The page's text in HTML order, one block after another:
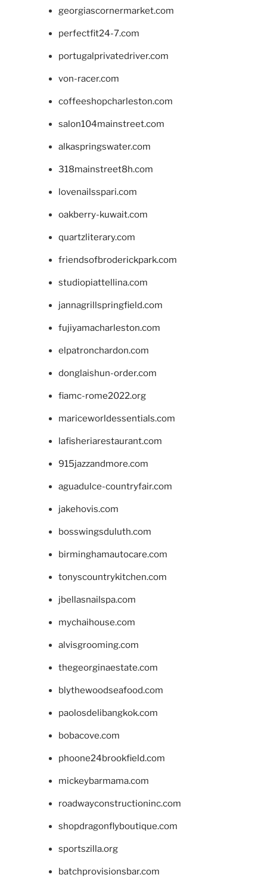
georgiascornermarket.com
perfectfit24-7.com
portugalprivatedriver.com
von-racer.com
coffeeshopcharleston.com
salon104mainstreet.com
alkaspringswater.com
318mainstreet8h.com
lovenailsspari.com
oakberry-kuwait.com
quartzliterary.com
friendsofbroderickpark.com
studiopiattellina.com
jannagrillspringfield.com
fujiyamacharleston.com
elpatronchardon.com
donglaishun-order.com
fiamc-rome2022.org
mariceworldessentials.com
lafisheriarestaurant.com
915jazzandmore.com
aguadulce-countryfair.com
jakehovis.com
bosswingsduluth.com
birminghamautocare.com
tonyscountrykitchen.com
jbellasnailspa.com
mychaihouse.com
alvisgrooming.com
thegeorginaestate.com
blythewoodseafood.com
paolosdelibangkok.com
bobacove.com
phoone24brookfield.com
mickeybarmama.com
roadwayconstructioninc.com
shopdragonflyboutique.com
sportszilla.org
batchprovisionsbar.com